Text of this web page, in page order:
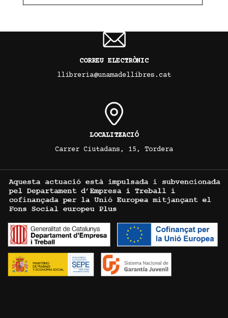
CORREU ELECTRÒNIC
llibreria@unamadellibres.cat
LOCALITZACIÓ
Carrer Ciutadans, 15, Tordera